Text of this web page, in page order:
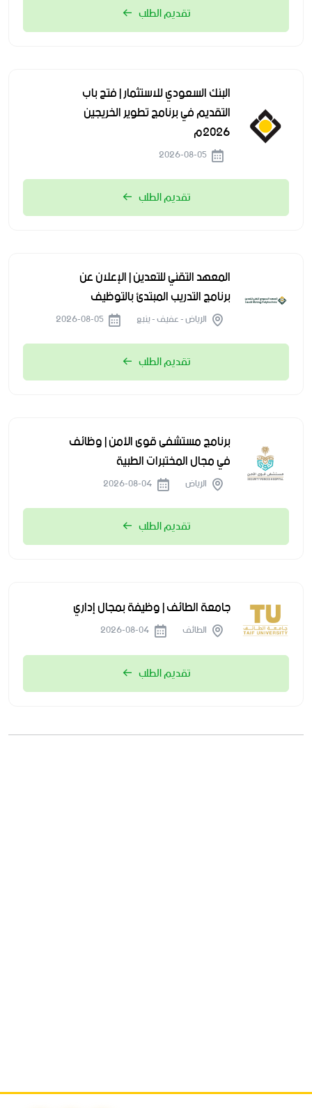
تقديم الطلب
البنك السعودي للاستثمار | فتح باب
التقديم في برنامج تطوير الخريجين
2026م
تقديم الطلب
المعهد التقني للتعدين | الإعلان عن
برنامج التدريب المبتدئ بالتوظيف
الرياض - عفيف - ينبع
تقديم الطلب
برنامج مستشفى قوى الأمن | وظائف
في مجال المختبرات الطبية
الرياض
تقديم الطلب
جامعة الطائف | وظيفة بمجال إداري
الطائف
تقديم الطلب